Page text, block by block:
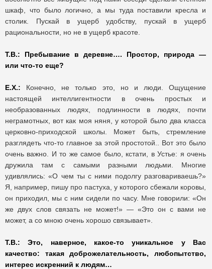
шкаф, что было логично, а мы туда поставили кресла и
столик. Пускай в ущерб удобству, пускай в ущерб
рациональности, но не в ущерб красоте.
Т.В.: Пребывание в деревне…. Простор, природа —
или что-то еще?
Е.Х.: Конечно, не только это, но и люди. Ощущение
настоящей интеллигентности в очень простых и
необразованных людях, подлинности в людях, почти
неграмотных, вот как моя няня, у которой было два класса
церковно-приходской школы. Может быть, стремление
разглядеть что-то главное за этой простотой.. Вот это было
очень важно. И то же самое было, кстати, в Устье: я очень
дружила там с самыми разными людьми. Многие
удивлялись: «О чем ты с ними подолгу разговариваешь?»
Я, например, пишу про пастуха, у которого сбежали коровы,
он приходил, мы с ним сидели по часу. Мне говорили: «Он
же двух слов связать не может!» — «Это он с вами не
может, а со мною очень хорошо связывает».
Т.В.: Это, наверное, какое-то уникальное у Вас
качество: такая доброжелательность, любопытство,
интерес искренний к людям…